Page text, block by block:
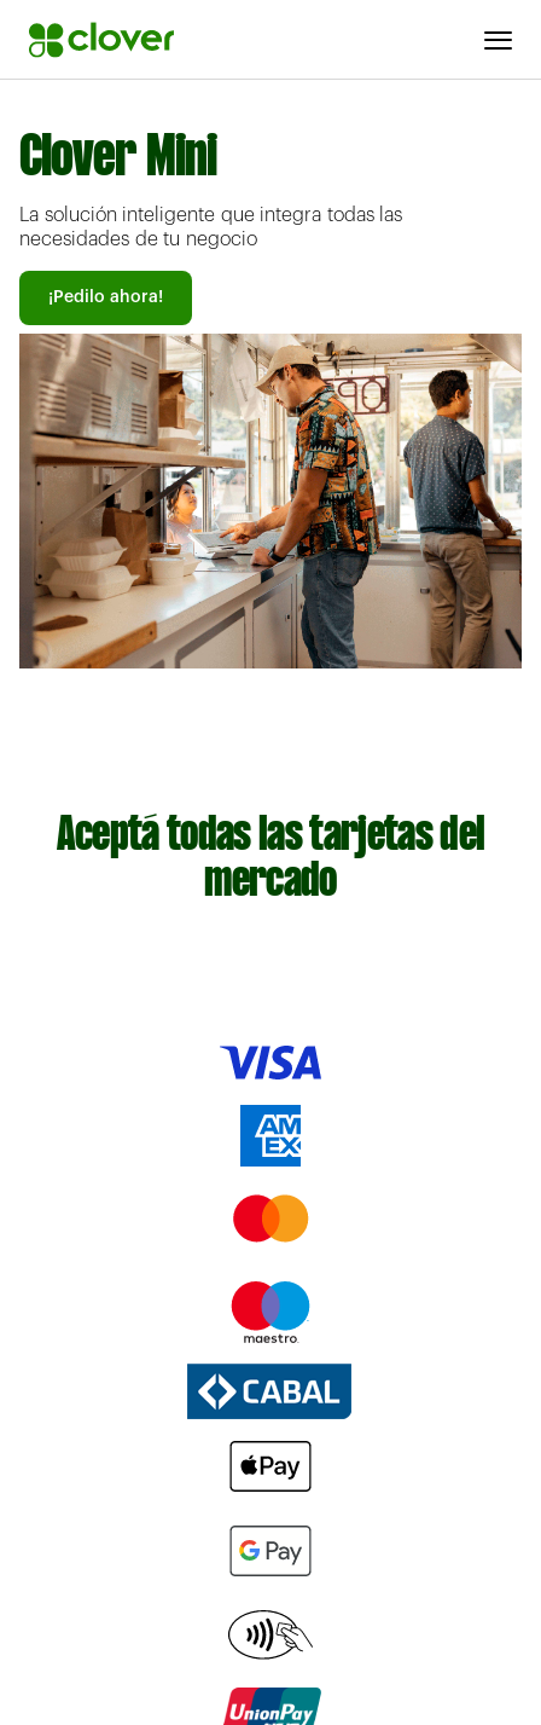
Clover Mini
La solución inteligente que integra todas las
necesidades de tu negocio
¡Pedilo ahora!
Aceptá todas las tarjetas del
mercado